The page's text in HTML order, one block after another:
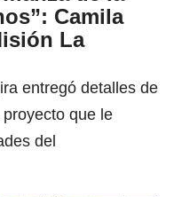
Camila
La
entregó detalles de
que le
del